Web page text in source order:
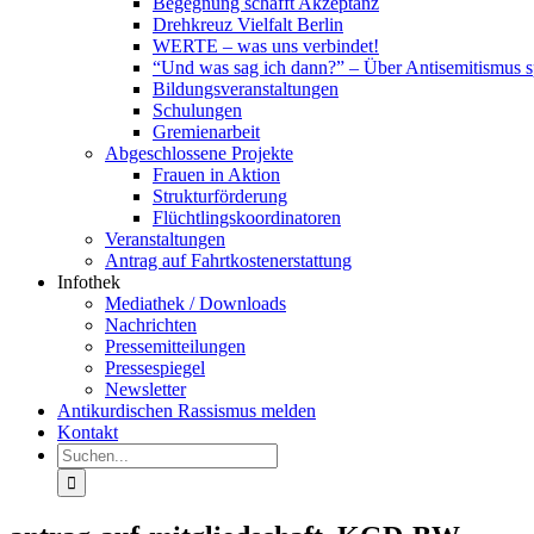
Drehkreuz Vielfalt Berlin
WERTE – was uns verbindet!
“Und was sag ich dann?” – Über Antisemitismus
Bildungsveranstaltungen
Schulungen
Gremienarbeit
Abgeschlossene Projekte
Frauen in Aktion
Strukturförderung
Flüchtlingskoordinatoren
Veranstaltungen
Antrag auf Fahrtkostenerstattung
Infothek
Mediathek / Downloads
Nachrichten
Pressemitteilungen
Pressespiegel
Newsletter
Antikurdischen Rassismus melden
Kontakt
Suche
nach: